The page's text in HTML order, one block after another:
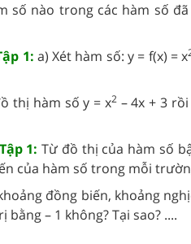
số nào trong các hàm số
1: a) Xét hàm số: y = f(x) = x
thị hàm số y = x2– 4x + 3
1: Từ đồ thị của hàm số
của hàm số trong mỗi
đồng biến, khoảng
– 1 không? Tại sao? ....